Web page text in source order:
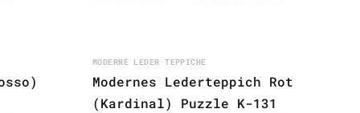
MODERNE LEDER TEPPICHE
Modernes Lederteppich Rot
(Kardinal) Puzzle K-131